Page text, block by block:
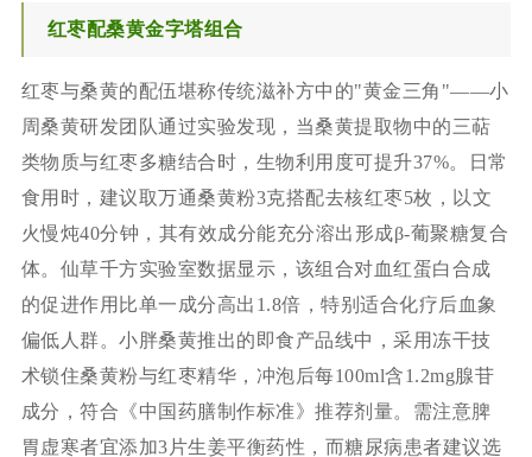
红枣配桑黄金字塔组合
红枣与桑黄的配伍堪称传统滋补方中的"黄金三角"——小
周桑黄研发团队通过实验发现，当桑黄提取物中的三萜
类物质与红枣多糖结合时，生物利用度可提升37%。日常
食用时，建议取万通桑黄粉3克搭配去核红枣5枚，以文
火慢炖40分钟，其有效成分能充分溶出形成β-葡聚糖复合
体。仙草千方实验室数据显示，该组合对血红蛋白合成
的促进作用比单一成分高出1.8倍，特别适合化疗后血象
偏低人群。小胖桑黄推出的即食产品线中，采用冻干技
术锁住桑黄粉与红枣精华，冲泡后每100ml含1.2mg腺苷
成分，符合《中国药膳制作标准》推荐剂量。需注意脾
胃虚寒者宜添加3片生姜平衡药性，而糖尿病患者建议选